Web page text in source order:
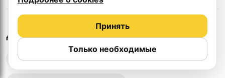
Другие студии в Челябинске
Выездная запись подкастов
Только необходимые
Принять